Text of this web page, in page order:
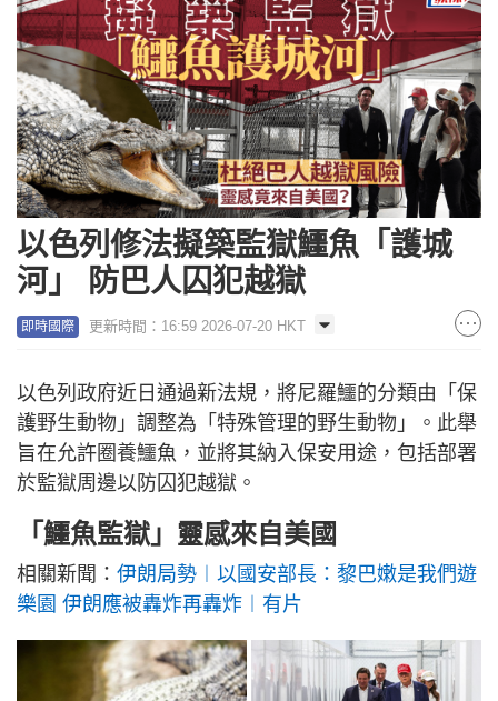
以色列修法擬築監獄鱷魚「護城
河」 防巴人囚犯越獄
即時國際 更新時間：16:59 2026-07-20 HKT
以色列政府近日通過新法規，將尼羅鱷的分類由「保
護野生動物」調整為「特殊管理的野生動物」。此舉
旨在允許圈養鱷魚，並將其納入保安用途，包括部署
於監獄周邊以防囚犯越獄。
「鱷魚監獄」靈感來自美國
相關新聞： 伊朗局勢︱以國安部長：黎巴嫩是我們遊
樂園 伊朗應被轟炸再轟炸︱有片